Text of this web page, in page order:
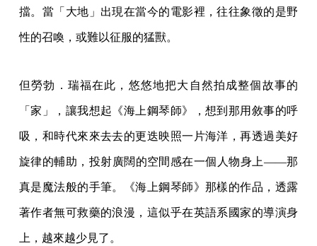
擋。當「大地」出現在當今的電影裡，往往象徵的是野
性的召喚，或難以征服的猛獸。
但勞勃．瑞福在此，悠悠地把大自然拍成整個故事的
「家」，讓我想起《海上鋼琴師》，想到那用敘事的呼
吸，和時代來來去去的更迭映照一片海洋，再透過美好
旋律的輔助，投射廣闊的空間感在一個人物身上——那
真是魔法般的手筆。《海上鋼琴師》那樣的作品，透露
著作者無可救藥的浪漫，這似乎在英語系國家的導演身
上，越來越少見了。